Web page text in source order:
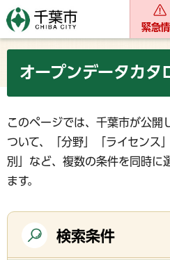
緊急
オープンデータカ
このページでは、千葉市が公開
ついて、「分野」「ライセンス
別」など、複数の条件を同時に
ます。
検索条件